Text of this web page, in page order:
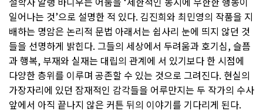
일어나는 것’으로 설명한 적 있다. 김진희와 최민영의 작품을 지
배하는 명암은 논리적 문법 아래서는 쉽사리 눈에 띄지 않던 것
들을 선명하게 밝힌다. 그들의 세상에서 두려움과 호기심, 슬픔
과 행복, 부재와 실재는 대립의 관계에 서 있기보다 한 시점에
다양한 층위를 이루며 공존할 수 있는 것으로 그려진다. 현실의
가장자리에 있던 잠재적인 감각들을 어루만지는 두 작가의 수사
앞에서 아직 끝나지 않은 커튼 뒤의 이야기를 기다리게 된다.